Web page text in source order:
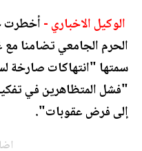
الوكيل الاخباري -أخطرت
الحرم الجامعي تضامنا
سمتها "انتهاكات صارخة
"فشل المتظاهرين في
إلى فرض عقوبات".